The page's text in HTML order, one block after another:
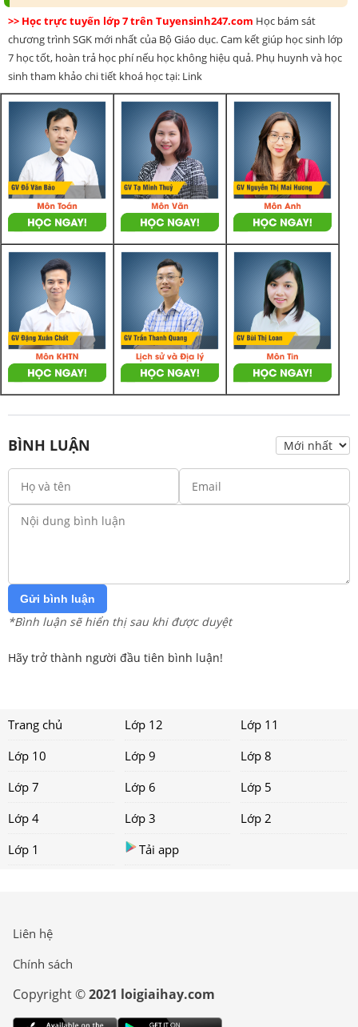
>> Học trực tuyến lớp 7 trên Tuyensinh247.com Học bám sát
chương trình SGK mới nhất của Bộ Giáo dục. Cam kết giúp học sinh lớp
7 học tốt, hoàn trả học phí nếu học không hiệu quả. Phụ huynh và học
sinh tham khảo chi tiết khoá học tại: Link
BÌNH LUẬN
Gửi bình luận
*Bình luận sẽ hiển thị sau khi được duyệt
Hãy trở thành người đầu tiên bình luận!
Trang chủ Lớp 12
Lớp 11
Lớp 10
Lớp 9
Lớp 8
Lớp 7
Lớp 6
Lớp 5
Lớp 4
Lớp 3
Lớp 2
Lớp 1
Tải app
Liên hệ
Chính sách
Copyright ©2021 loigiaihay.com